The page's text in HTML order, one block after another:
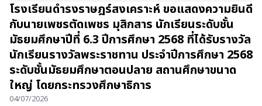
โรงเรียนดำรงราษฎร์สงเคราะห์ ขอแสดงความยินดี
กับนายเพชรตัดเพชร มุสิกสาร นักเรียนระดับชั้น
มัธยมศึกษาปีที่ 6.3 ปีการศึกษา 2568 ที่ได้รับรางวัล
นักเรียนรางวัลพระราชทาน ประจำปีการศึกษา 2568
ระดับชั้นมัธยมศึกษาตอนปลาย สถานศึกษาขนาด
ใหญ่ โดยกระทรวงศึกษาธิการ
04/07/2026